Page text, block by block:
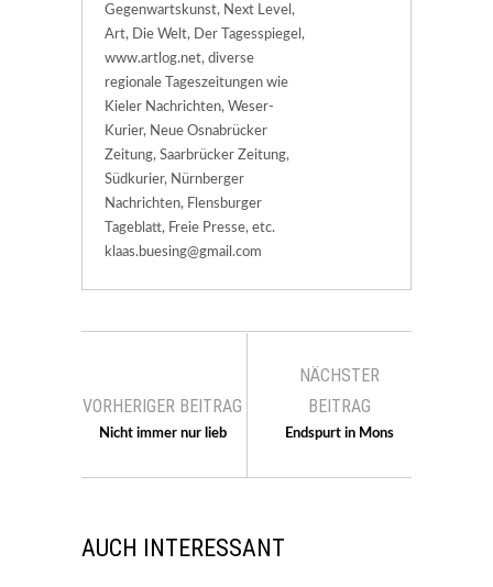
Gegenwartskunst, Next Level,
Art, Die Welt, Der Tagesspiegel,
www.artlog.net, diverse
regionale Tageszeitungen wie
Kieler Nachrichten, Weser-
Kurier, Neue Osnabrücker
Zeitung, Saarbrücker Zeitung,
Südkurier, Nürnberger
Nachrichten, Flensburger
Tageblatt, Freie Presse, etc.
klaas.buesing@gmail.com
VORHERIGER BEITRAG
Nicht immer nur lieb
NÄCHSTER
BEITRAG
Endspurt in Mons
AUCH INTERESSANT